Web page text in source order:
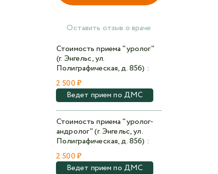
Оставить отзыв о враче
Стоимость приема "уролог"
(г. Энгельс, ул.
Полиграфическая, д. 85б) :
2 500 ₽
Ведет прием по ДМС
Стоимость приема "уролог-
андролог" (г. Энгельс, ул.
Полиграфическая, д. 85б) :
2 500 ₽
Ведет прием по ДМС
Авторизоваться в личном кабинете
или войти через VK ID с использованием данных
из сервиса
робот
Отправляя данную форму,я даю согласие на
обработку персональных данных СМК «Медгард»